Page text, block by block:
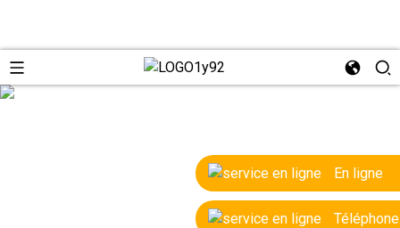
En ligne
Téléphone